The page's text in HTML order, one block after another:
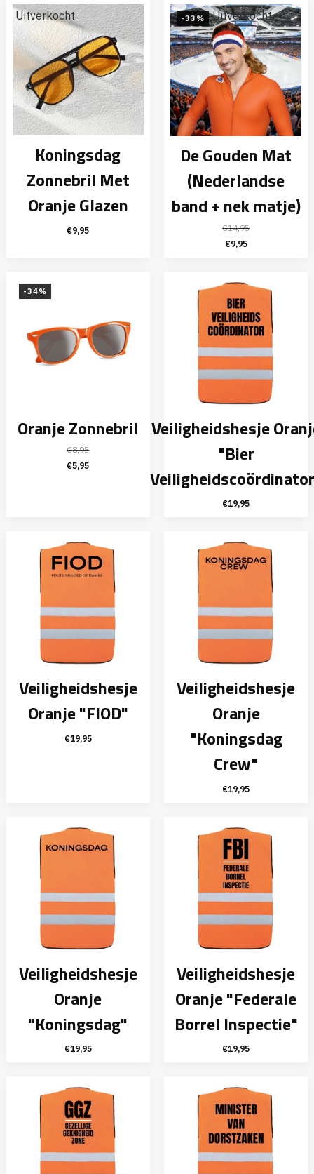
Uitverkocht
Koningsdag
Zonnebril Met
Oranje Glazen
€9,95
-33% Uitverkocht
De Gouden Mat
(Nederlandse
band + nek matje)
€14,95
Oorspronkelijke
€14,95.
€9,95Huidige
€9,95.
-34%
Oranje Zonnebril
€8,95
Oorspronkelijke
€5,95Huidige
Veiligheidshesje
"Bier
€19,95
Veiligheidshesje
Oranje "FIOD"
€19,95
Veiligheidshesje
Oranje
"Koningsdag
Crew"
€19,95
Veiligheidshesje
Oranje
"Koningsdag"
€19,95
Veiligheidshesje
Oranje "Federale
Borrel Inspectie"
€19,95